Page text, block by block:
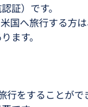
ンビザ
証）です。
国へ旅行する方
ます。
行をすることがで